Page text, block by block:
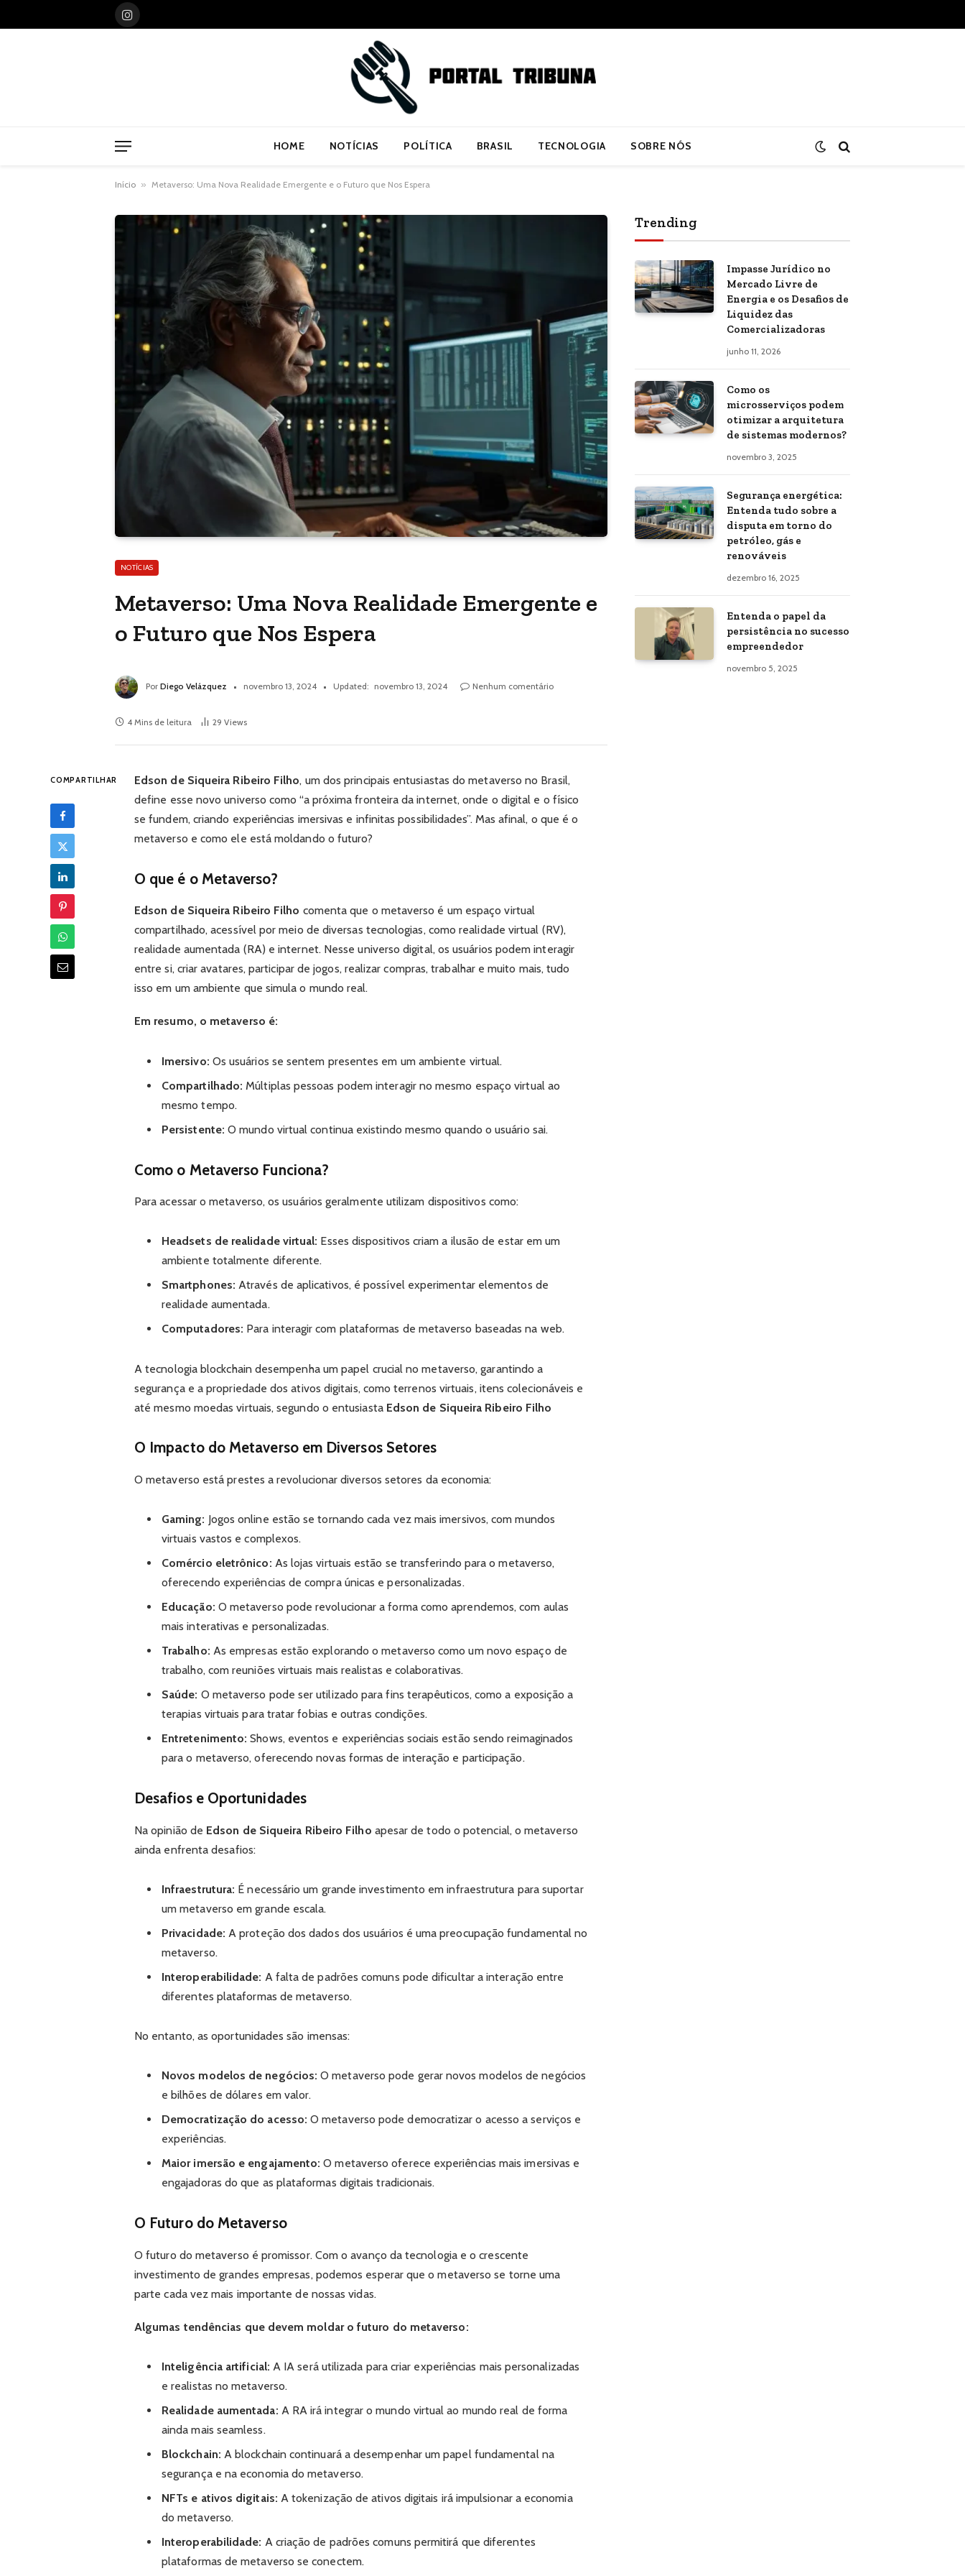
Instagram
HOME NOTÍCIAS POLÍTICA BRASIL TECNOLOGIA SOBRE NÓS
Início » Metaverso: Uma Nova Realidade Emergente e o Futuro que Nos Espera
NOTÍCIAS
Metaverso: Uma Nova Realidade Emergente e
o Futuro que Nos Espera
Por Diego Velázquez novembro 13, 2024 Updated: novembro 13, 2024 Nenhum comentário
4 Mins de leitura 29 Views
COMPARTILHAR Edson de Siqueira Ribeiro Filho, um dos principais entusiastas do metaverso no Brasil,
define esse novo universo como “a próxima fronteira da internet, onde o digital e o físico
se fundem, criando experiências imersivas e infinitas possibilidades”. Mas afinal, o que é o
metaverso e como ele está moldando o futuro?
O que é o Metaverso?
Edson de Siqueira Ribeiro Filho comenta que o metaverso é um espaço virtual
compartilhado, acessível por meio de diversas tecnologias, como realidade virtual (RV),
realidade aumentada (RA) e internet. Nesse universo digital, os usuários podem interagir
entre si, criar avatares, participar de jogos, realizar compras, trabalhar e muito mais, tudo
isso em um ambiente que simula o mundo real.
Em resumo, o metaverso é:
Imersivo: Os usuários se sentem presentes em um ambiente virtual.
Compartilhado: Múltiplas pessoas podem interagir no mesmo espaço virtual ao
mesmo tempo.
Persistente: O mundo virtual continua existindo mesmo quando o usuário sai.
Como o Metaverso Funciona?
Para acessar o metaverso, os usuários geralmente utilizam dispositivos como:
Headsets de realidade virtual: Esses dispositivos criam a ilusão de estar em um
ambiente totalmente diferente.
Smartphones: Através de aplicativos, é possível experimentar elementos de
realidade aumentada.
Computadores: Para interagir com plataformas de metaverso baseadas na web.
A tecnologia blockchain desempenha um papel crucial no metaverso, garantindo a
segurança e a propriedade dos ativos digitais, como terrenos virtuais, itens colecionáveis e
até mesmo moedas virtuais, segundo o entusiasta Edson de Siqueira Ribeiro Filho
O Impacto do Metaverso em Diversos Setores
O metaverso está prestes a revolucionar diversos setores da economia:
Gaming: Jogos online estão se tornando cada vez mais imersivos, com mundos
virtuais vastos e complexos.
Comércio eletrônico: As lojas virtuais estão se transferindo para o metaverso,
oferecendo experiências de compra únicas e personalizadas.
Educação: O metaverso pode revolucionar a forma como aprendemos, com aulas
mais interativas e personalizadas.
Trabalho: As empresas estão explorando o metaverso como um novo espaço de
trabalho, com reuniões virtuais mais realistas e colaborativas.
Saúde: O metaverso pode ser utilizado para fins terapêuticos, como a exposição a
terapias virtuais para tratar fobias e outras condições.
Entretenimento: Shows, eventos e experiências sociais estão sendo reimaginados
para o metaverso, oferecendo novas formas de interação e participação.
Desafios e Oportunidades
Na opinião de Edson de Siqueira Ribeiro Filho apesar de todo o potencial, o metaverso
ainda enfrenta desafios:
Infraestrutura: É necessário um grande investimento em infraestrutura para suportar
um metaverso em grande escala.
Privacidade: A proteção dos dados dos usuários é uma preocupação fundamental no
metaverso.
Interoperabilidade: A falta de padrões comuns pode dificultar a interação entre
diferentes plataformas de metaverso.
No entanto, as oportunidades são imensas:
Novos modelos de negócios: O metaverso pode gerar novos modelos de negócios
e bilhões de dólares em valor.
Democratização do acesso: O metaverso pode democratizar o acesso a serviços e
experiências.
Maior imersão e engajamento: O metaverso oferece experiências mais imersivas e
engajadoras do que as plataformas digitais tradicionais.
O Futuro do Metaverso
O futuro do metaverso é promissor. Com o avanço da tecnologia e o crescente
investimento de grandes empresas, podemos esperar que o metaverso se torne uma
parte cada vez mais importante de nossas vidas.
Algumas tendências que devem moldar o futuro do metaverso:
Inteligência artificial: A IA será utilizada para criar experiências mais personalizadas
e realistas no metaverso.
Realidade aumentada: A RA irá integrar o mundo virtual ao mundo real de forma
ainda mais seamless.
Blockchain: A blockchain continuará a desempenhar um papel fundamental na
segurança e na economia do metaverso.
NFTs e ativos digitais: A tokenização de ativos digitais irá impulsionar a economia
do metaverso.
Interoperabilidade: A criação de padrões comuns permitirá que diferentes
plataformas de metaverso se conectem.
Trending
Impasse Jurídico no
Mercado Livre de
Energia e os Desafios de
Liquidez das
Comercializadoras
junho 11, 2026
Como os
microsserviços podem
otimizar a arquitetura
de sistemas modernos?
novembro 3, 2025
Segurança energética:
Entenda tudo sobre a
disputa em torno do
petróleo, gás e
renováveis
dezembro 16, 2025
Entenda o papel da
persistência no sucesso
empreendedor
novembro 5, 2025